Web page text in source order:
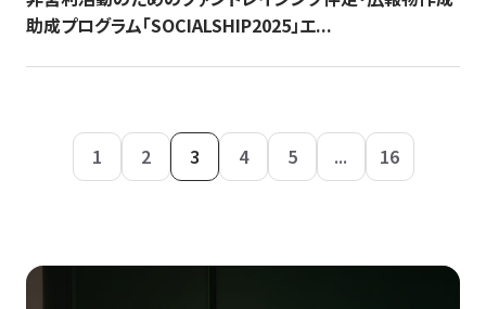
助成プログラム「SOCIALSHIP2025」エ...
1 2 3 4 5 ... 16